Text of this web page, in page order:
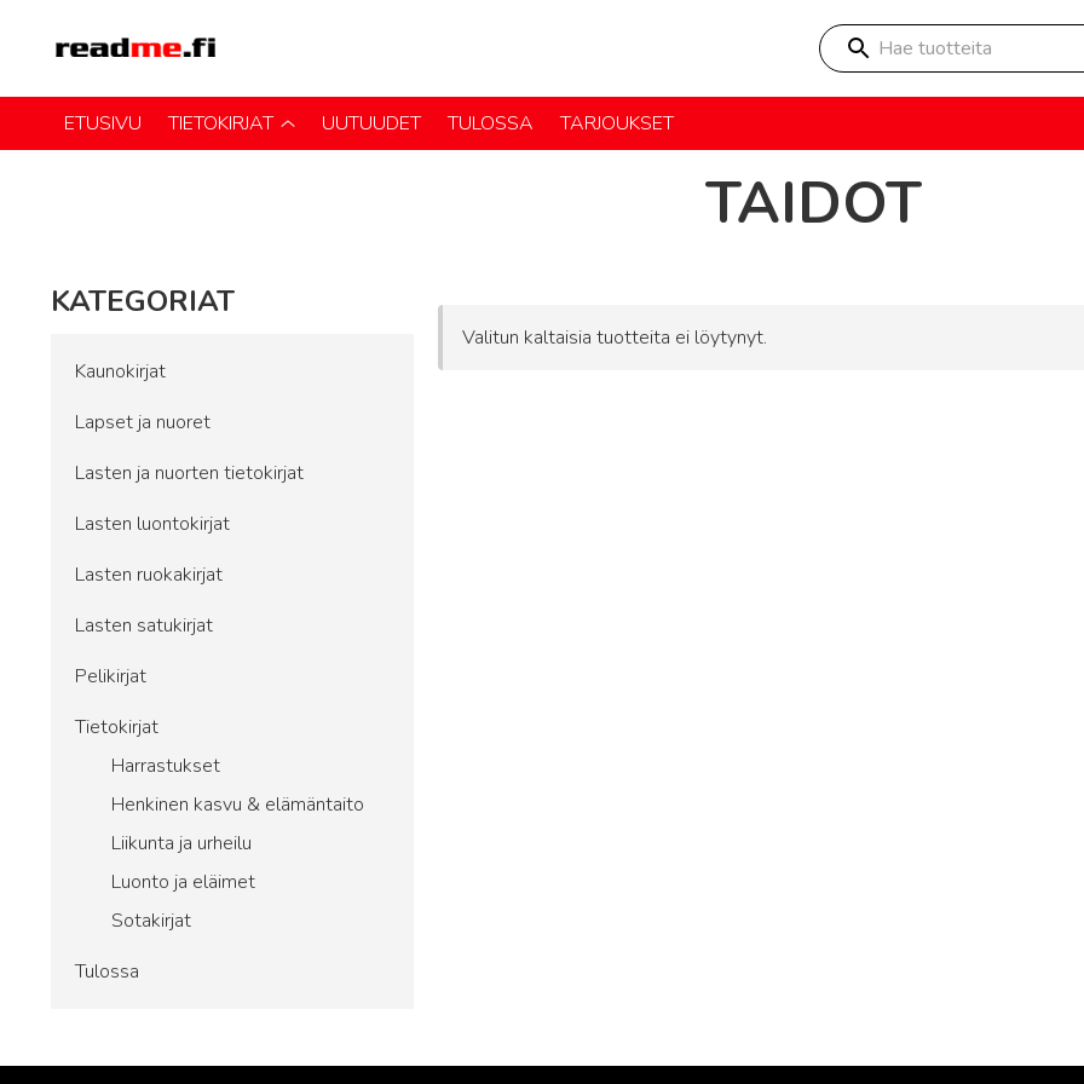
Hae tuotteita
ETUSIVU TIETOKIRJAT UUTUUDET TULOSSA TARJOUKSET
TAIDOT
KATEGORIAT
Kaunokirjat
Lapset ja nuoret
Lasten ja nuorten tietokirjat
Lasten luontokirjat
Lasten ruokakirjat
Lasten satukirjat
Pelikirjat
Tietokirjat
Harrastukset
Henkinen kasvu & elämäntaito
Liikunta ja urheilu
Luonto ja eläimet
Sotakirjat
Tulossa
Valitun kaltaisia tuotteita ei löytynyt.